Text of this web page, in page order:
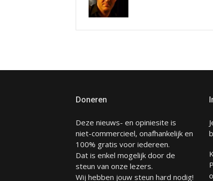
Doneren
Deze nieuws- en opiniesite is
niet-commercieel, onafhankelijk en
100% gratis voor iedereen.
Dat is enkel mogelijk door de
steun van onze lezers.
Wij hebben jouw steun hard nodig!